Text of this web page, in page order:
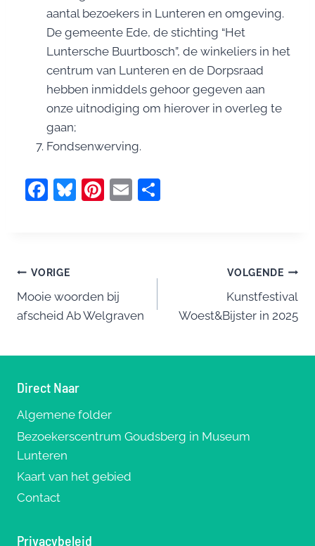
aantal bezoekers in Lunteren en omgeving.
De gemeente Ede, de stichting “Het
Luntersche Buurtbosch”, de winkeliers in het
centrum van Lunteren en de Dorpsraad
hebben inmiddels gehoor gegeven aan
onze uitnodiging om hierover in overleg te
gaan;
Fondsenwerving.
F
b
o
o
Bl Pi E
Bericht
navigatie
VORIGE
Mooie woorden bij
afscheid Ab Welgraven
VOLGENDE
Kunstfestival
Woest&Bijster in 2025
Direct Naar
Algemene folder
Bezoekerscentrum Goudsberg in Museum
Lunteren
Kaart van het gebied
Contact
Privacybeleid